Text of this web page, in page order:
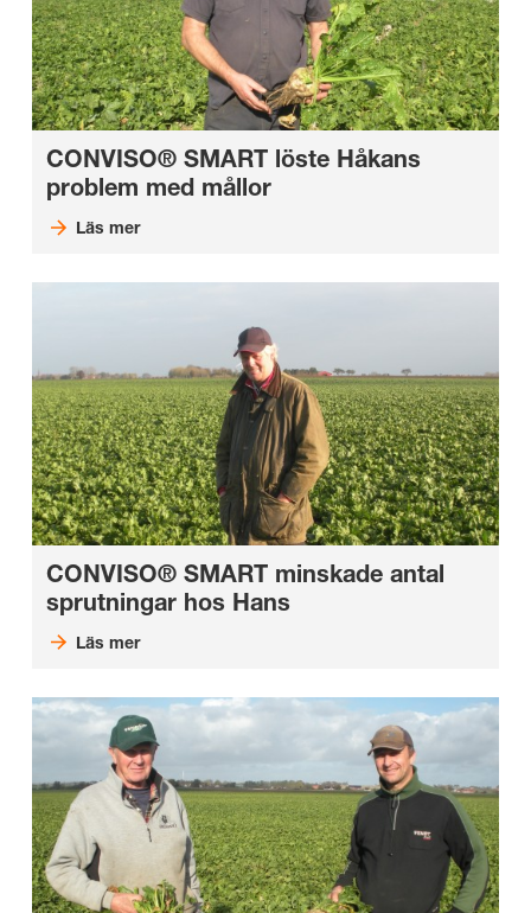
CONVISO® SMART löste Håkans
problem med mållor
Läs mer
CONVISO® SMART minskade antal
sprutningar hos Hans
Läs mer